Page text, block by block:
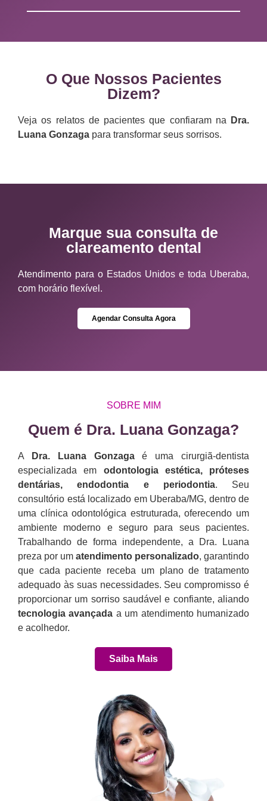
O Que Nossos Pacientes
Dizem?
Veja os relatos de pacientes que confiaram na
Dra.
Luana Gonzaga para transformar seus sorrisos.
Marque sua consulta de
clareamento dental
Atendimento para o Estados Unidos e toda Uberaba,
com horário flexível.
Agendar Consulta Agora
SOBRE MIM
Quem é Dra. Luana Gonzaga?​
A Dra. Luana Gonzagaé uma cirurgiã-dentista
especializada em odontologia estética, próteses
dentárias, endodontia e periodontia. Seu
consultório está localizado em Uberaba/MG, dentro de
uma clínica odontológica estruturada, oferecendo um
ambiente moderno e seguro para seus pacientes.
Trabalhando de forma independente, a Dra. Luana
preza por um atendimento personalizado, garantindo
que cada paciente receba um plano de tratamento
adequado às suas necessidades. Seu compromisso é
proporcionar um sorriso saudável e confiante, aliando
tecnologia avançada a um atendimento humanizado
e acolhedor.
Saiba Mais